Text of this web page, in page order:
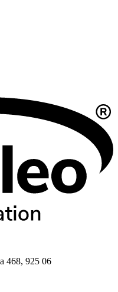
468, 925 06